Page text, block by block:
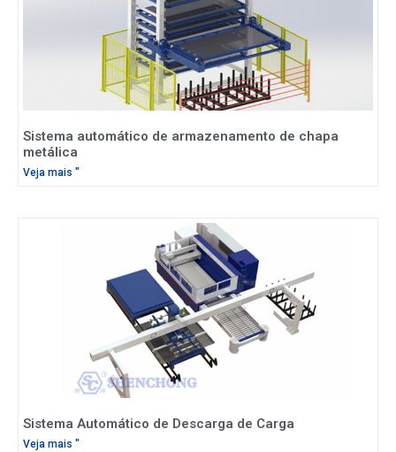
Sistema automático de armazenamento de chapa
metálica
Veja mais "
Sistema Automático de Descarga de Carga
Veja mais "